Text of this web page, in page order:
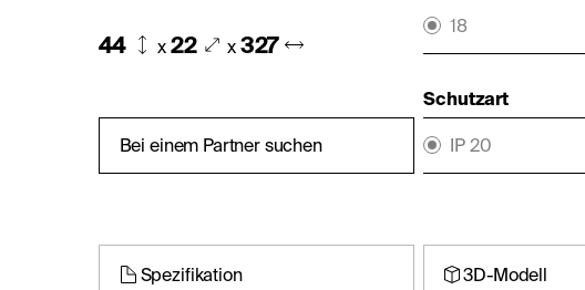
44 x 22 x 327
Bei einem Partner suchen
18
Schutzart
IP 20
Spezifikation
3D-Modell